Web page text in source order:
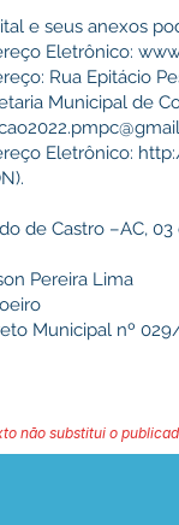
e seus anexos
Eletrônico:
Rua Epitácio
Municipal de
Eletrônico:
de Castro –AC,
Pereira Lima
Municipal nº
não substitui o